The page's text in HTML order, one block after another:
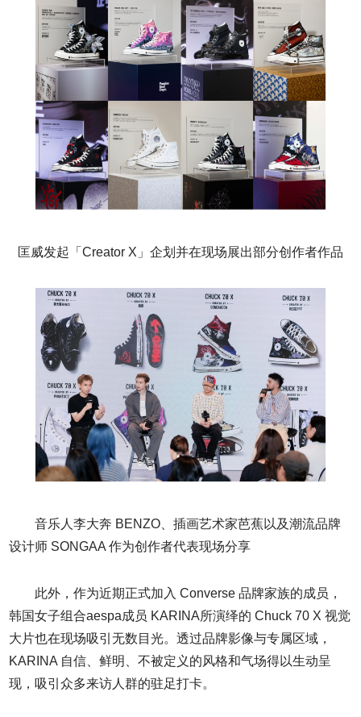
匡威发起「Creator X」企划并在现场展出部分创作者作品
音乐人李大奔 BENZO、插画艺术家芭蕉以及潮流品牌
设计师 SONGAA 作为创作者代表现场分享
此外，作为近期正式加入 Converse 品牌家族的成员，
韩国女子组合aespa成员 KARINA所演绎的 Chuck 70 X 视觉
大片也在现场吸引无数目光。透过品牌影像与专属区域，
KARINA 自信、鲜明、不被定义的风格和气场得以生动呈
现，吸引众多来访人群的驻足打卡。